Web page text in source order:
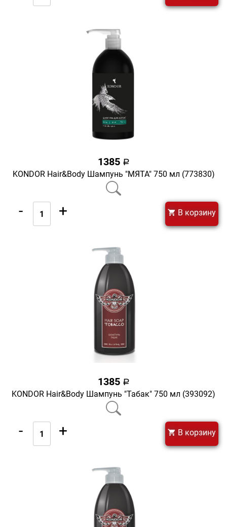
1385 a
KONDOR Hair&Body Шампунь "МЯТА" 750 мл (773830)
- + В корзину
1385 a
KONDOR Hair&Body Шампунь "Табак" 750 мл (393092)
- + В корзину